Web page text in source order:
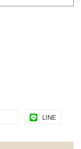
LINE